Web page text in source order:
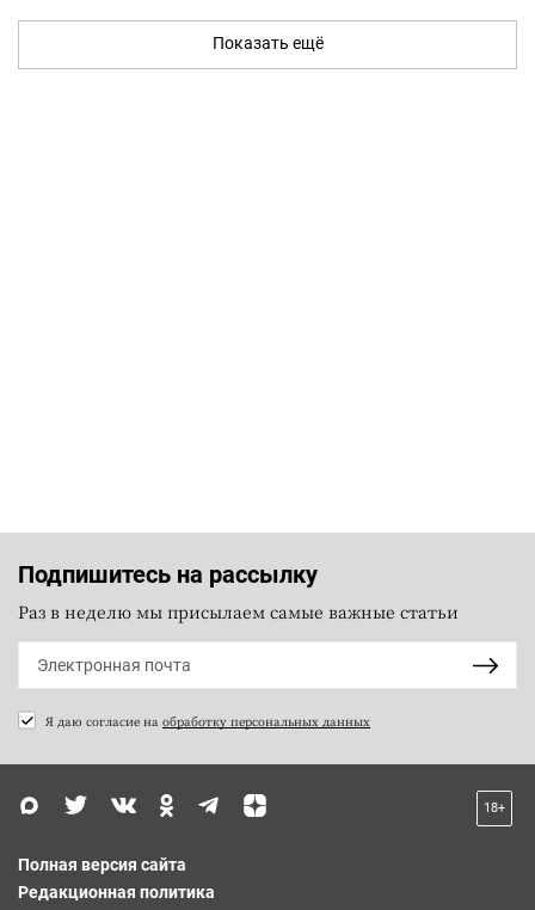
Показать ещё
Подпишитесь на рассылку
Раз в неделю мы присылаем самые важные статьи
Я даю согласие на обработку персональных данных
18+
Полная версия сайта
Редакционная политика